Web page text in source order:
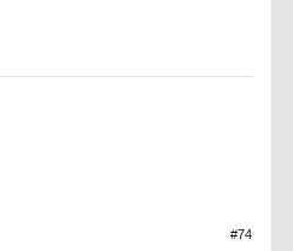
#74